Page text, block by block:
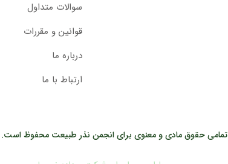
سوالات متداول
قوانین و مقررات
درباره ما
ارتباط با ما
تمامی حقوق مادی و معنوی برای انجمن نذر طبیعت محفوظ است.